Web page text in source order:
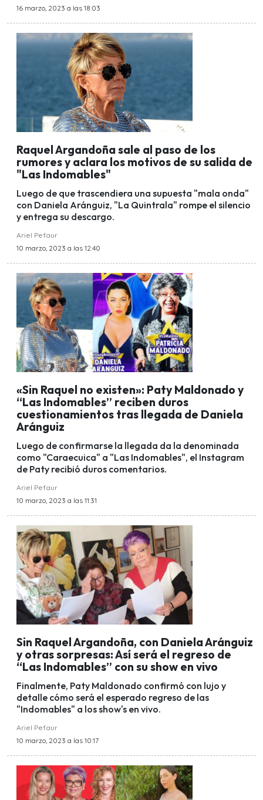
16 marzo, 2023 a las 18:03
Raquel Argandoña sale al paso de los
rumores y aclara los motivos de su salida de
"Las Indomables"
Luego de que trascendiera una supuesta "mala onda"
con Daniela Aránguiz, "La Quintrala" rompe el silencio
y entrega su descargo.
Ariel Pefaur
10 marzo, 2023 a las 12:40
«Sin Raquel no existen»: Paty Maldonado y
“Las Indomables” reciben duros
cuestionamientos tras llegada de Daniela
Aránguiz
Luego de confirmarse la llegada da la denominada
como "Caraecuica" a "Las Indomables", el Instagram
de Paty recibió duros comentarios.
Ariel Pefaur
10 marzo, 2023 a las 11:31
Sin Raquel Argandoña, con Daniela Aránguiz
y otras sorpresas: Así será el regreso de
“Las Indomables” con su show en vivo
Finalmente, Paty Maldonado confirmó con lujo y
detalle cómo será el esperado regreso de las
"Indomables" a los show's en vivo.
Ariel Pefaur
10 marzo, 2023 a las 10:17